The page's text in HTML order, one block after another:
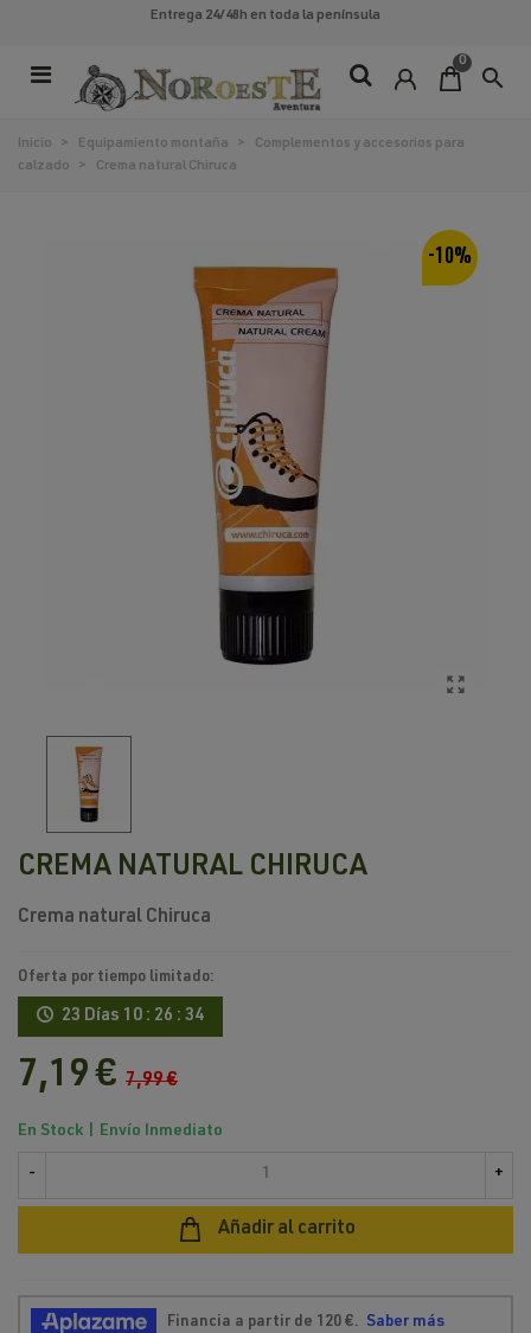
Entrega 24/48h en toda la península
0
search
Inicio > Equipamiento montaña >
Complementos y accesorios para
calzado
> Crema natural Chiruca
-10%
CREMA NATURAL CHIRUCA
Crema natural Chiruca
Oferta por tiempo limitado:
23 Días 10 : 26 : 34
7,19 € 7,99 €
En Stock | Envío Inmediato
- +
Añadir al carrito